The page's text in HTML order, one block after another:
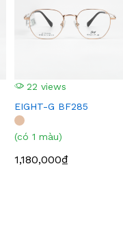
22 views
EIGHT-G BF285
(có 1 màu)
1,180,000₫